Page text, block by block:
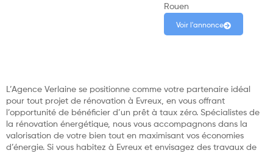
Rouen
Voir l'annonce
L’Agence Verlaine se positionne comme votre partenaire idéal
pour tout projet de rénovation à Evreux, en vous offrant
l’opportunité de bénéficier d’un prêt à taux zéro. Spécialistes de
la rénovation énergétique, nous vous accompagnons dans la
valorisation de votre bien tout en maximisant vos économies
d’énergie. Si vous habitez à Evreux et envisagez des travaux de